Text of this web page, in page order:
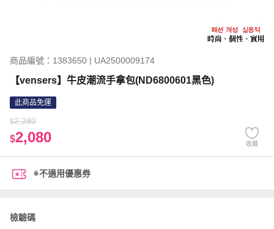
商品編號：1383650 | UA2500009174
【vensers】牛皮潮流手拿包(ND6800601黑色)
此商品免運
$2,280
$2,080 收藏
※不適用優惠券
檢驗碼